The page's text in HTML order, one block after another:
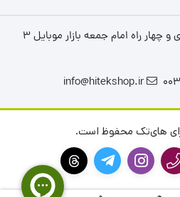
غبار و دماهای بالا گذرانده است.
سنگین, سرعت بالا در بارگذاری
مقاوم و باکیفیت, قابلیت
کرمان: حدفاصل میدان آزادی و چهار راه امام جمعه بازار موبایل ۳
info@hitekshop.ir
های‌تک محفوظ است.